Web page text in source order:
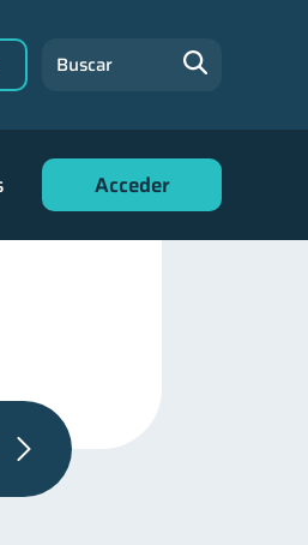
Acceder
Buscar